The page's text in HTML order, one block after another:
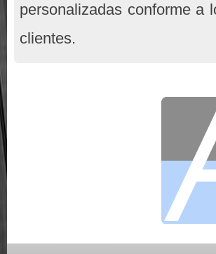
personalizadas conforme a
clientes.